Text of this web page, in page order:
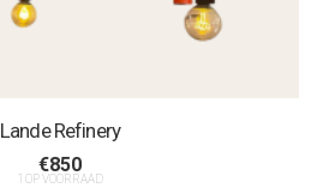
Lande Refinery
€850
1 OP VOORRAAD